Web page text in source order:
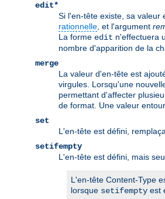
edit*
Si l'en-tête existe, sa valeur
rationnelle , et l'argument
La forme edit n'effectuera
nombre d'apparition de la
merge
La valeur d'en-tête est
virgules. Lorsqu'une
permettant d'affecter
de format. Une valeur
set
L'en-tête est défini,
setifempty
L'en-tête est défini, mais
L'en-tête Content-Type
lorsque setifempty est